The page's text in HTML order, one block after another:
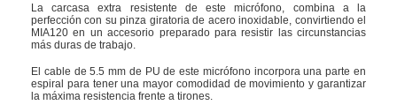
La carcasa extra resistente de este micrófono, combina a la
perfección con su pinza giratoria de acero inoxidable, convirtiendo el
MIA120 en un accesorio preparado para resistir las circunstancias
más duras de trabajo.
El cable de 5.5 mm de PU de este micrófono incorpora una parte en
espiral para tener una mayor comodidad de movimiento y garantizar
la máxima resistencia frente a tirones.